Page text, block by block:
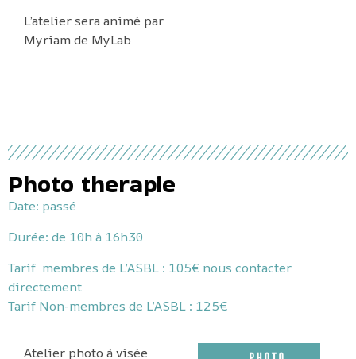
L’atelier sera animé par
Myriam de MyLab
Photo therapie
Date: passé
Durée: de 10h à 16h30
Tarif membres de L’ASBL : 105€ nous contacter
directement
Tarif Non-membres de L’ASBL : 125€
Atelier photo à visée